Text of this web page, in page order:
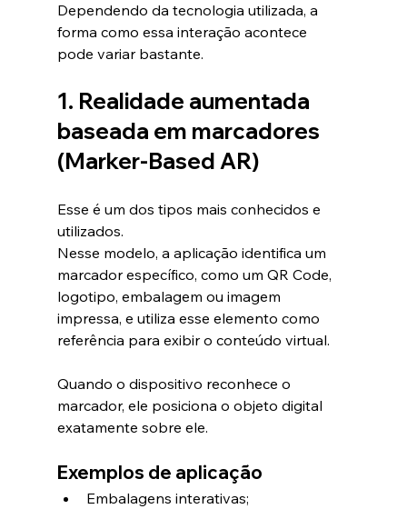
Dependendo da tecnologia utilizada, a
forma como essa interação acontece
pode variar bastante.
1. Realidade aumentada
baseada em marcadores
(Marker-Based AR)
Esse é um dos tipos mais conhecidos e
utilizados.
Nesse modelo, a aplicação identifica um
marcador específico, como um QR Code,
logotipo, embalagem ou imagem
impressa, e utiliza esse elemento como
referência para exibir o conteúdo virtual.
Quando o dispositivo reconhece o
marcador, ele posiciona o objeto digital
exatamente sobre ele.
Exemplos de aplicação
Embalagens interativas;